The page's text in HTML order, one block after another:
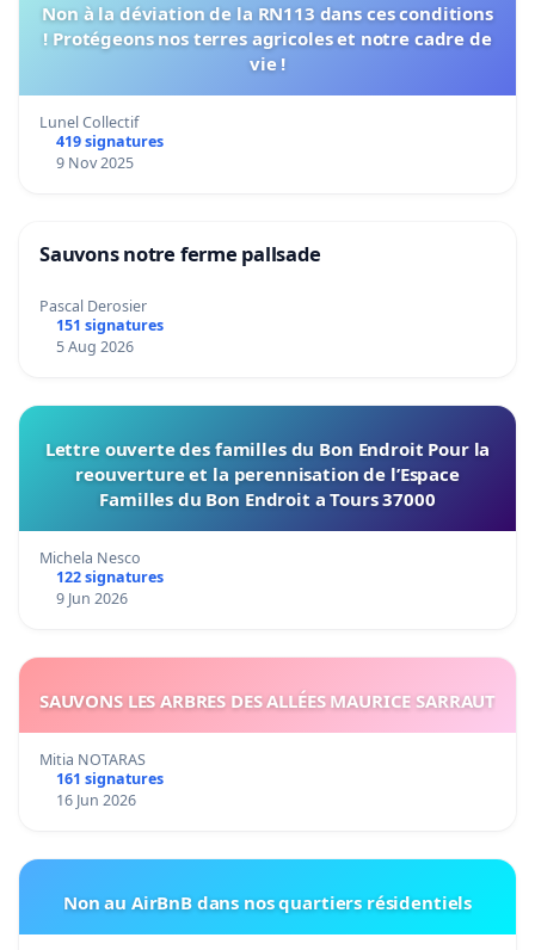
Non à la déviation de la RN113 dans ces conditions
! Protégeons nos terres agricoles et notre cadre de
vie !
Lunel Collectif
419 signatures
9 Nov 2025
Sauvons notre ferme pallsade
Pascal Derosier
151 signatures
5 Aug 2026
Lettre ouverte des familles du Bon Endroit Pour la
reouverture et la perennisation de l’Espace
Familles du Bon Endroit a Tours 37000
Michela Nesco
122 signatures
9 Jun 2026
SAUVONS LES ARBRES DES ALLÉES MAURICE SARRAUT
Mitia NOTARAS
161 signatures
16 Jun 2026
Non au AirBnB dans nos quartiers résidentiels